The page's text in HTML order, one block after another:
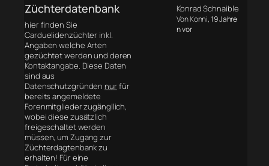
Züchterdatenbank
hier finden Sie
Carduelidenzüchter inkl.
Angaben welche Arten
gezüchtet werden und deren
Kontaktangabe. Diese Daten
sind aus
Datenschutzgründen nurfür
bereits angemeldete
Forenmitglieder zugängllich,
wobei diese zusätzlich
freigeschaltet werden
müssen, um Zugang zur
Züchterdagtenbank zu
erhalten! Für eine
Konrad Schnaible
Von Konni, 19 Jahre
n vor